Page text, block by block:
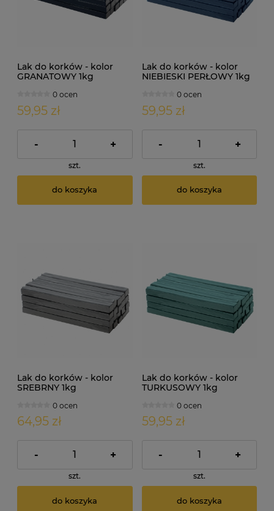
Lak do korków - kolor
GRANATOWY 1kg
0 ocen
59,95 zł
- +
szt.
do koszyka
Lak do korków - kolor
NIEBIESKI PERŁOWY 1kg
0 ocen
59,95 zł
- +
szt.
do koszyka
Lak do korków - kolor
SREBRNY 1kg
0 ocen
64,95 zł
- +
szt.
do koszyka
Lak do korków - kolor
TURKUSOWY 1kg
0 ocen
59,95 zł
- +
szt.
do koszyka